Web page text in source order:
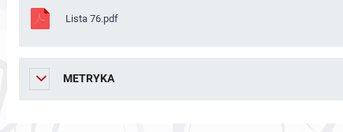
Lista 76.pdf
METRYKA